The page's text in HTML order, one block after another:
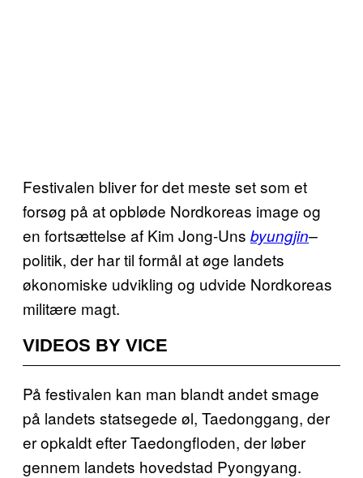
Festivalen bliver for det meste set som et
forsøg på at opbløde Nordkoreas image og
en fortsættelse af Kim Jong-Uns byungjin–
politik, der har til formål at øge landets
økonomiske udvikling og udvide Nordkoreas
militære magt.
VIDEOS BY VICE
På festivalen kan man blandt andet smage
på landets statsegede øl, Taedonggang, der
er opkaldt efter Taedongfloden, der løber
gennem landets hovedstad Pyongyang.